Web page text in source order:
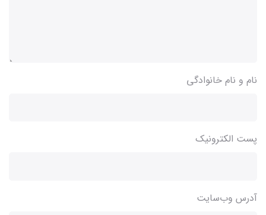
نام و نام خانوادگی
پست الکترونیک
آدرس وب‌سایت